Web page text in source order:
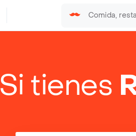
Si tienes